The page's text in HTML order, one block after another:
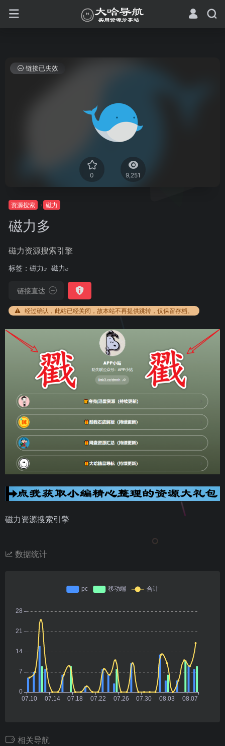
0 9,251
链接已失效
资源搜索 磁力
磁力多
磁力资源搜索引擎
标签： 磁力 磁力
链接直达
经过确认，此站已经关闭，故本站不再提供跳转，仅保留存档。
磁力资源搜索引擎
数据统计
相关导航